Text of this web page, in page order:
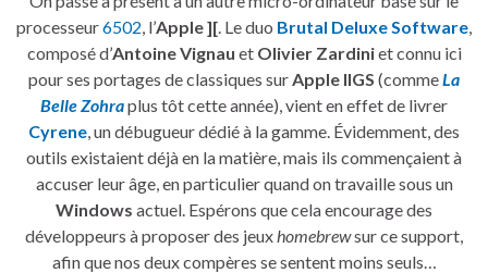
processeur6502, l’Apple ][. Le duo Brutal Deluxe Software,
composé d’Antoine Vignau et Olivier Zardiniet connu ici
pour ses portages de classiques surApple IIGS (commeLa
Belle Zohraplus tôt cette année), vient en effet de livrer
Cyrene, un débugueur dédié à la gamme. Évidemment, des
outils existaient déjà en la matière, mais ils commençaient à
accuser leur âge, en particulier quand on travaille sous un
Windows actuel. Espérons que cela encourage des
développeurs à proposer des jeuxhomebrewsur ce support,
afin que nos deux compères se sentent moins seuls…